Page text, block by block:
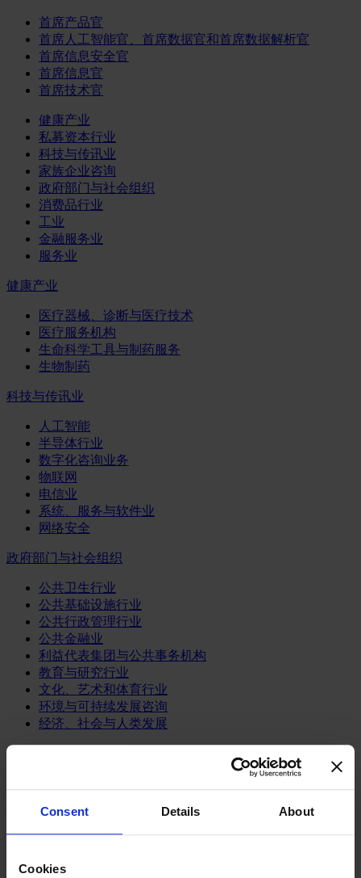
Consent Details About
Cookies
首席产品官
首席人工智能官、首席数据官和首席数据解析官
首席信息安全官
首席信息官
首席技术官
健康产业
私募资本行业
科技与传讯业
家族企业咨询
政府部门与社会组织
消费品行业
工业
金融服务业
服务业
健康产业
医疗器械、诊断与医疗技术
医疗服务机构
生命科学工具与制药服务
生物制药
科技与传讯业
人工智能
半导体行业
数字化咨询业务
物联网
电信业
系统、服务与软件业
网络安全
政府部门与社会组织
公共卫生行业
公共基础设施行业
公共行政管理行业
公共金融业
利益代表集团与公共事务机构
教育与研究行业
文化、艺术和体育行业
环境与可持续发展咨询
经济、社会与人类发展
消费品行业
消费品
零售、服装与奢侈品